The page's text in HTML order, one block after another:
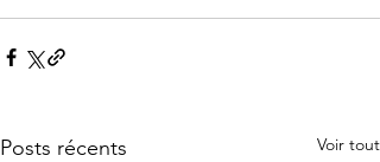
Posts récents Voir tout